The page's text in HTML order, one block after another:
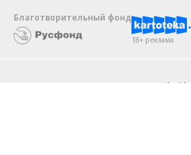
Благотворительный фонд
18+ реклама
Android